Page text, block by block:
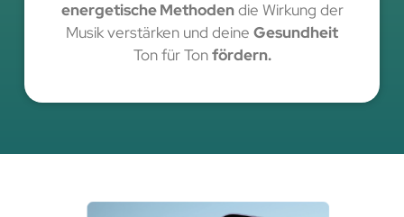
energetische Methodendie Wirkung der
Musik verstärken und deine Gesundheit
Ton für Tonfördern.